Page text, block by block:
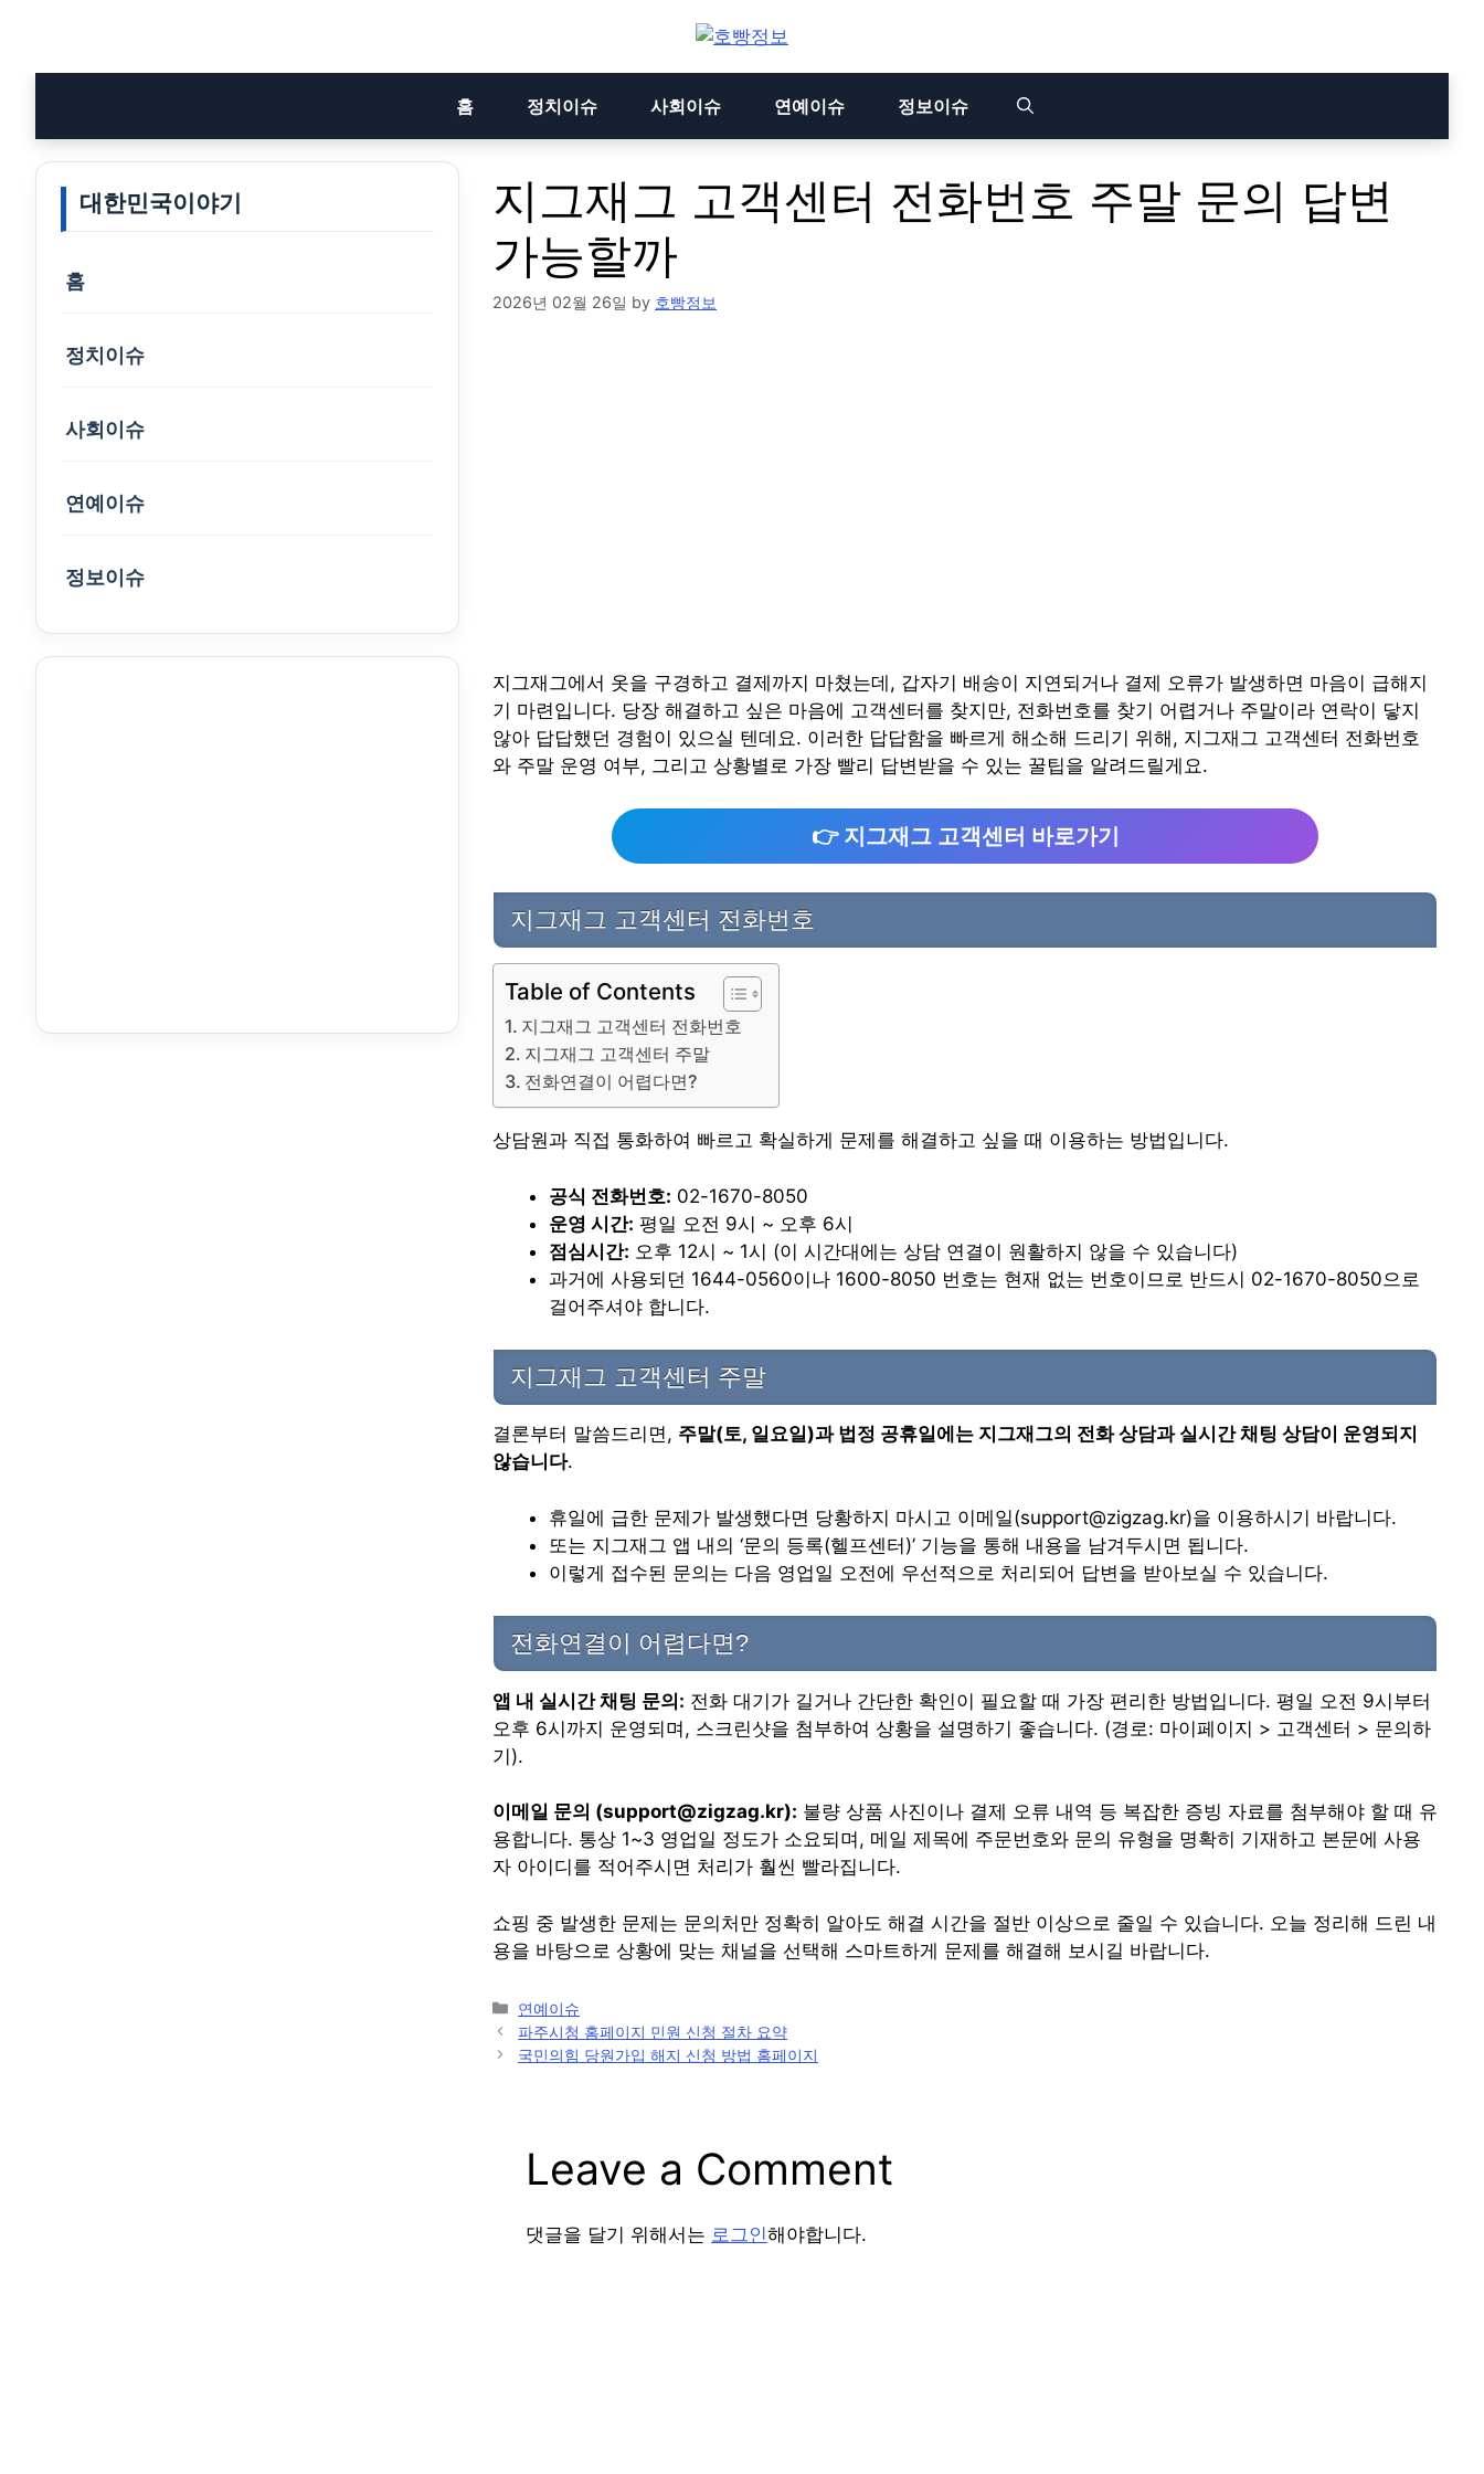
content
홈
정치이슈 사회이슈 연예이슈 정보이슈
지그재그 고객센터 전화번호 주말 문의 답변
가능할까
2026년 02월 26일 by 호빵정보
지그재그에서 옷을 구경하고 결제까지 마쳤는데, 갑자기 배송이 지연되거나 결제 오류가 발생하면 마음이 급해지
기 마련입니다. 당장 해결하고 싶은 마음에 고객센터를 찾지만, 전화번호를 찾기 어렵거나 주말이라 연락이 닿지
않아 답답했던 경험이 있으실 텐데요. 이러한 답답함을 빠르게 해소해 드리기 위해, 지그재그 고객센터 전화번호
와 주말 운영 여부, 그리고 상황별로 가장 빨리 답변받을 수 있는 꿀팁을 알려드릴게요.
👉 지그재그 고객센터 바로가기
지그재그 고객센터 전화번호
Table of Contents
지그재그 고객센터 전화번호
지그재그 고객센터 주말
전화연결이 어렵다면?
상담원과 직접 통화하여 빠르고 확실하게 문제를 해결하고 싶을 때 이용하는 방법입니다.
공식 전화번호: 02-1670-8050
운영 시간: 평일 오전 9시 ~ 오후 6시
점심시간: 오후 12시 ~ 1시 (이 시간대에는 상담 연결이 원활하지 않을 수 있습니다)
과거에 사용되던 1644-0560이나 1600-8050 번호는 현재 없는 번호이므로 반드시 02-1670-8050으로
걸어주셔야 합니다.
지그재그 고객센터 주말
결론부터 말씀드리면, 주말(토, 일요일)과 법정 공휴일에는 지그재그의 전화 상담과 실시간 채팅 상담이 운영되지
않습니다.
휴일에 급한 문제가 발생했다면 당황하지 마시고 이메일(support@zigzag.kr)을 이용하시기 바랍니다.
또는 지그재그 앱 내의 ‘문의 등록(헬프센터)’ 기능을 통해 내용을 남겨두시면 됩니다.
이렇게 접수된 문의는 다음 영업일 오전에 우선적으로 처리되어 답변을 받아보실 수 있습니다.
전화연결이 어렵다면?
앱 내 실시간 채팅 문의: 전화 대기가 길거나 간단한 확인이 필요할 때 가장 편리한 방법입니다. 평일 오전 9시부터
오후 6시까지 운영되며, 스크린샷을 첨부하여 상황을 설명하기 좋습니다. (경로: 마이페이지 > 고객센터 > 문의하
기).
이메일 문의 (support@zigzag.kr): 불량 상품 사진이나 결제 오류 내역 등 복잡한 증빙 자료를 첨부해야 할 때 유
용합니다. 통상 1~3 영업일 정도가 소요되며, 메일 제목에 주문번호와 문의 유형을 명확히 기재하고 본문에 사용
자 아이디를 적어주시면 처리가 훨씬 빨라집니다.
쇼핑 중 발생한 문제는 문의처만 정확히 알아도 해결 시간을 절반 이상으로 줄일 수 있습니다. 오늘 정리해 드린 내
용을 바탕으로 상황에 맞는 채널을 선택해 스마트하게 문제를 해결해 보시길 바랍니다.
Categories
연예이슈
Post
navigation
파주시청 홈페이지 민원 신청 절차 요약
국민의힘 당원가입 해지 신청 방법 홈페이지
Leave a Comment
댓글을 달기 위해서는 로그인해야합니다.
대한민국이야기
홈
정치이슈
사회이슈
연예이슈
정보이슈